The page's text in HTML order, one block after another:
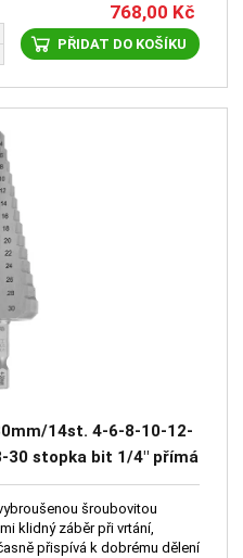
768,00 Kč
PŘIDAT DO KOŠÍKU
14st. 4-6-8-10-12-
30 stopka bit 1/4" přímá
šroubovitou
klidný záběr při vrtání,
přispívá k dobrému dělení